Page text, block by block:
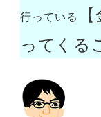
行っている
ってくる